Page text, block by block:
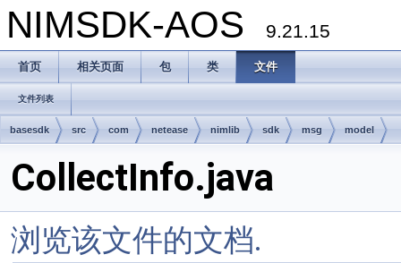
NIMSDK-AOS 9.21.15
首页 相关页面 包 类 文件
文件列表
basesdk src com netease nimlib sdk msg model
CollectInfo.java
浏览该文件的文档.